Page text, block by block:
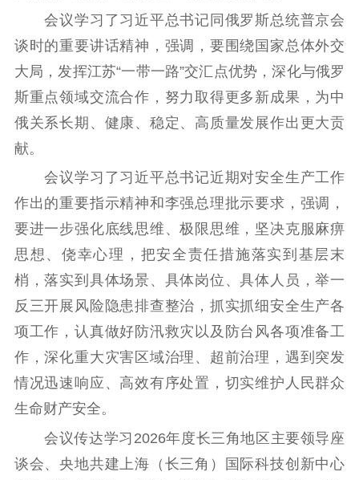
江苏文脉
资料下载
新闻宣传
主题宣传 对外宣传
新闻发布
记者之家
品牌栏目
精品生产 文化惠民
文化传承
文化交流
体制改革
文化产业
紫金文化艺术节
品牌活动 紫艺舞台
精神文明
文明创建 文明实践
文明培育
先进典型
社会宣传
思想政治教育
红色资源保护利
用
会议学习了习近平总书记同俄罗斯总统普京会
谈时的重要讲话精神，强调，要围绕国家总体外交
大局，发挥江苏“一带一路”交汇点优势，深化与俄罗
斯重点领域交流合作，努力取得更多新成果，为中
俄关系长期、健康、稳定、高质量发展作出更大贡
献。
会议学习了习近平总书记近期对安全生产工作
作出的重要指示精神和李强总理批示要求，强调，
要进一步强化底线思维、极限思维，坚决克服麻痹
思想、侥幸心理，把安全责任措施落实到基层末
梢，落实到具体场景、具体岗位、具体人员，举一
反三开展风险隐患排查整治，抓实抓细安全生产各
项工作，认真做好防汛救灾以及防台风各项准备工
作，深化重大灾害区域治理、超前治理，遇到突发
情况迅速响应、高效有序处置，切实维护人民群众
生命财产安全。
会议传达学习2026年度长三角地区主要领导座
谈会、央地共建上海（长三角）国际科技创新中心